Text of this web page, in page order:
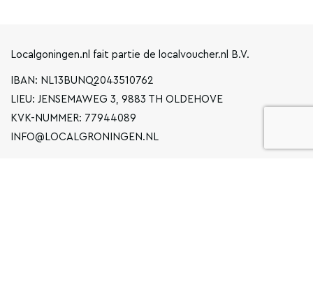
Localgoningen.nl fait partie de localvoucher.nl B.V.
IBAN: NL13BUNQ2043510762
LIEU: JENSEMAWEG 3, 9883 TH OLDEHOVE
KVK-NUMMER: 77944089
INFO@LOCALGRONINGEN.NL